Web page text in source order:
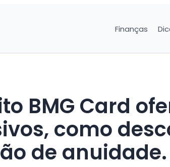
Finanças
BMG Card
como
de anuidade.